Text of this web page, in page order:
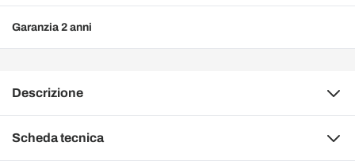
Garanzia 2 anni
Descrizione
Scheda tecnica